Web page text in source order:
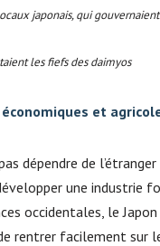
japonais, qui
les fiefs des daimyos
et
dépendre de
une industrie
occidentales, le
rentrer facilement sur